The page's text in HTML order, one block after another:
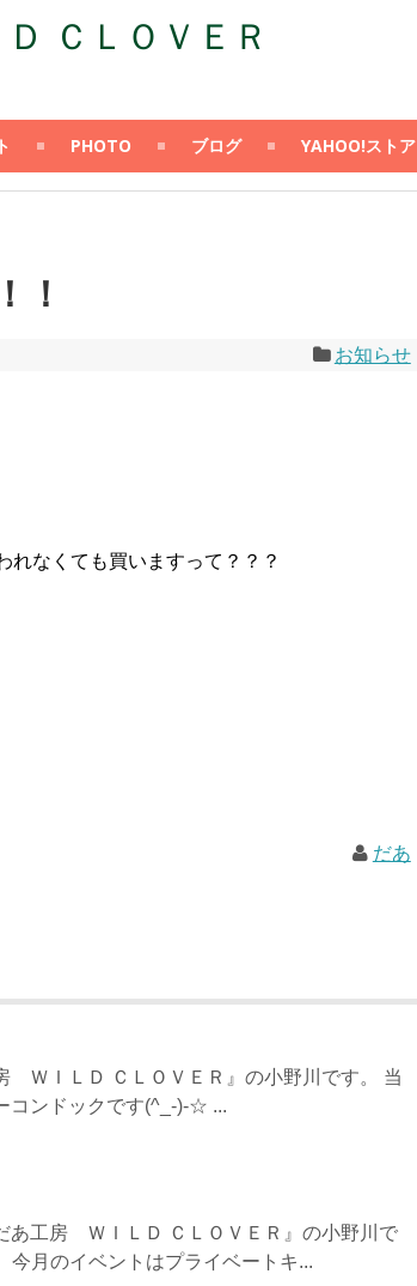
ＬＯＶＥＲ
PHOTO ブログ YAHOO!ストア
！
お知らせ
れなくても買いますって？？？
だあ
ＷＩＬＤ ＣＬＯＶＥＲ』の小野川です。 当
コンドックです(^_-)-☆ ...
あ工房 ＷＩＬＤ ＣＬＯＶＥＲ』の小野川で
今月のイベントはプライベートキ...